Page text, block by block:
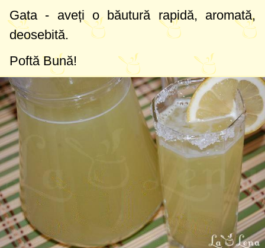
Gata - aveți o băutură rapidă, aromată,
deosebită.
Poftă Bună!